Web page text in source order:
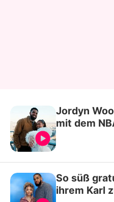
Jordyn
mit dem
So süß
ihrem Karl